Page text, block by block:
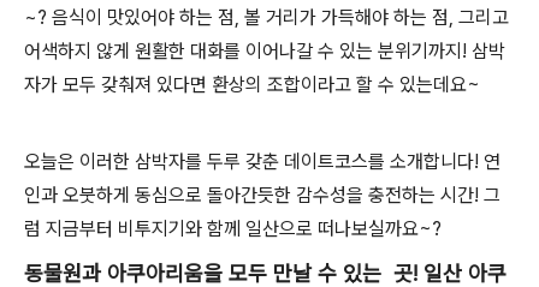
~? 음식이 맛있어야 하는 점, 볼 거리가 가득해야 하는 점, 그리고
어색하지 않게 원활한 대화를 이어나갈 수 있는 분위기까지! 삼박
자가 모두 갖춰져 있다면 환상의 조합이라고 할 수 있는데요~
오늘은 이러한 삼박자를 두루 갖춘 데이트코스를 소개합니다! 연
인과 오붓하게 동심으로 돌아간듯한 감수성을 충전하는 시간! 그
럼 지금부터 비투지기와 함께 일산으로 떠나보실까요~?
동물원과 아쿠아리움을 모두 만날 수 있는 곳! 일산 아쿠